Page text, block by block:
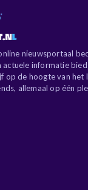
nieuwsportaal
informatie
op de hoogte van het
allemaal op één